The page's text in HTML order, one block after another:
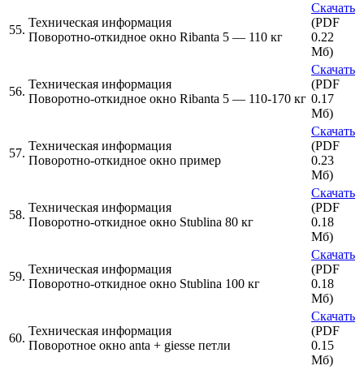
55.
Техническая информация
Поворотно-откидное окно Ribanta 5 — 110 кг
Скачать
(PDF
0.22
Мб)
56.
Техническая информация
Поворотно-откидное окно Ribanta 5 — 110-170 кг
Скачать
(PDF
0.17
Мб)
57.
Техническая информация
Поворотно-откидное окно пример
Скачать
(PDF
0.23
Мб)
58.
Техническая информация
Поворотно-откидное окно Stublina 80 кг
Скачать
(PDF
0.18
Мб)
59.
Техническая информация
Поворотно-откидное окно Stublina 100 кг
Скачать
(PDF
0.18
Мб)
60.
Техническая информация
Поворотное окно anta + giesse петли
Скачать
(PDF
0.15
Мб)